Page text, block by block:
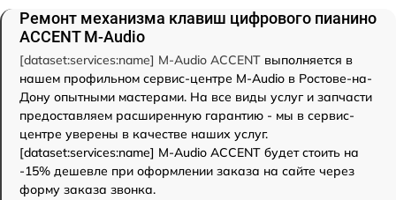
Ремонт механизма клавиш цифрового пианино
ACCENT M-Audio
[dataset:services:name] M-Audio ACCENT выполняется в
нашем профильном сервис-центре M-Audio в Ростове-на-
Дону опытными мастерами. На все виды услуг и запчасти
предоставляем расширенную гарантию - мы в сервис-
центре уверены в качестве наших услуг.
[dataset:services:name] M-Audio ACCENT будет стоить на
-15% дешевле при оформлении заказа на сайте через
форму заказа звонка.